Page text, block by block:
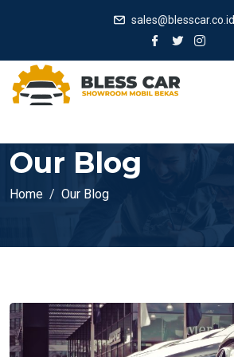
sales@blesscar.co.id
Our Blog
Home Our Blog